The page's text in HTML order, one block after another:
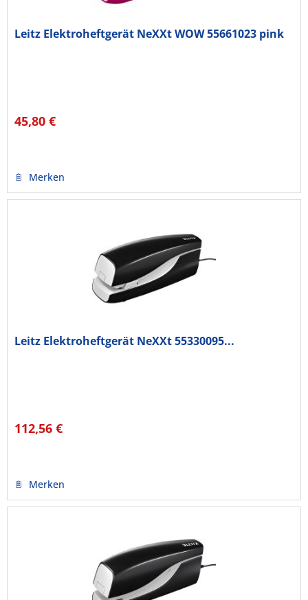
Leitz Elektroheftgerät NeXXt WOW 55661023 pink
45,80 €
Merken
Leitz Elektroheftgerät NeXXt 55330095...
112,56 €
Merken